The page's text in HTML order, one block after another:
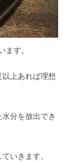
ます。
上あれば理想
分を放出でき
いきます。